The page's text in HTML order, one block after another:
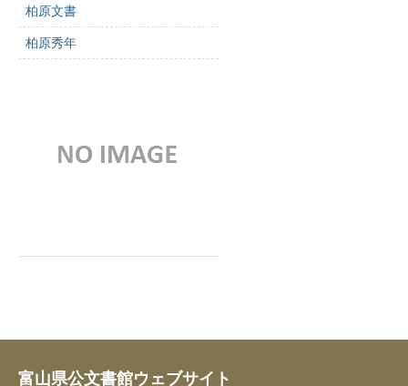
柏原文書
柏原秀年
富山県公文書館ウェブサイト